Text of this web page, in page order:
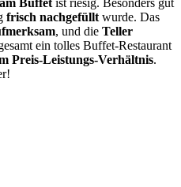
Buffet ist riesig. Besonders gut
frisch nachgefüllt wurde. Das
, und die Teller
ein tolles Buffet-Restaurant
Preis-Leistungs-Verhältnis.